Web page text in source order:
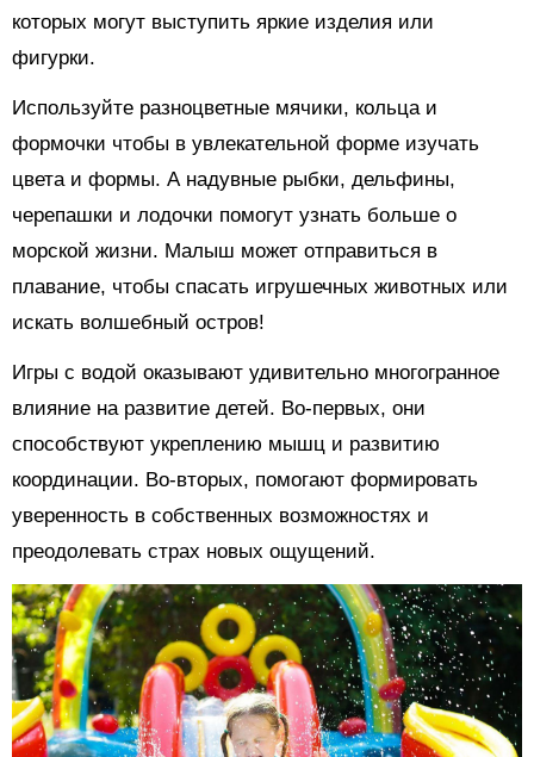
которых могут выступить яркие изделия или
фигурки.
Используйте разноцветные мячики, кольца и
формочки чтобы в увлекательной форме изучать
цвета и формы. А надувные рыбки, дельфины,
черепашки и лодочки помогут узнать больше о
морской жизни. Малыш может отправиться в
плавание, чтобы спасать игрушечных животных или
искать волшебный остров!
Игры с водой оказывают удивительно многогранное
влияние на развитие детей. Во-первых, они
способствуют укреплению мышц и развитию
координации. Во-вторых, помогают формировать
уверенность в собственных возможностях и
преодолевать страх новых ощущений.